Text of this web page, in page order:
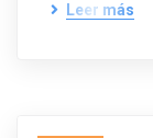
Leer más